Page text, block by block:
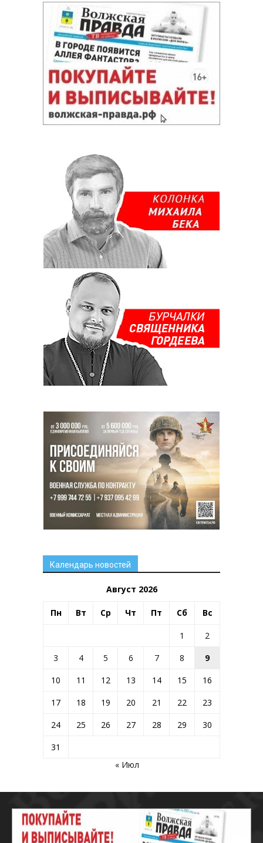
Календарь новостей
Август 2026
Пн Вт Ср Чт Пт Сб Вс
1
2
3
4 5 6 7 8
9
10
11 12 13 14 15
16
17
18 19 20 21 22
23
24
25 26 27 28 29
30
31
« Июл